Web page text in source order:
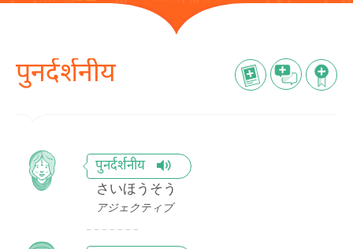
पुनर्दर्शनीय
पुनर्दर्शनीय
さいほうそう
アジェクティブ